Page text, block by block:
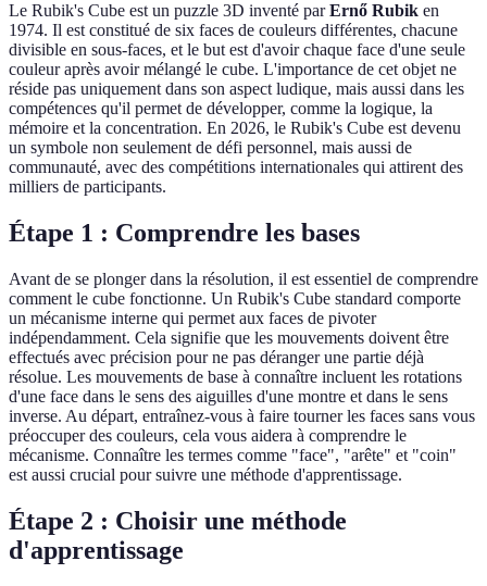
Le Rubik's Cube est un puzzle 3D inventé parErnő Rubik en
1974. Il est constitué de six faces de couleurs différentes, chacune
divisible en sous-faces, et le but est d'avoir chaque face d'une seule
couleur après avoir mélangé le cube. L'importance de cet objet ne
réside pas uniquement dans son aspect ludique, mais aussi dans les
compétences qu'il permet de développer, comme la logique, la
mémoire et la concentration. En 2026, le Rubik's Cube est devenu
un symbole non seulement de défi personnel, mais aussi de
communauté, avec des compétitions internationales qui attirent des
milliers de participants.
Étape 1 : Comprendre les bases
Avant de se plonger dans la résolution, il est essentiel de comprendre
comment le cube fonctionne. Un Rubik's Cube standard comporte
un mécanisme interne qui permet aux faces de pivoter
indépendamment. Cela signifie que les mouvements doivent être
effectués avec précision pour ne pas déranger une partie déjà
résolue. Les mouvements de base à connaître incluent les rotations
d'une face dans le sens des aiguilles d'une montre et dans le sens
inverse. Au départ, entraînez-vous à faire tourner les faces sans vous
préoccuper des couleurs, cela vous aidera à comprendre le
mécanisme. Connaître les termes comme "face", "arête" et "coin"
est aussi crucial pour suivre une méthode d'apprentissage.
Étape 2 : Choisir une méthode
d'apprentissage